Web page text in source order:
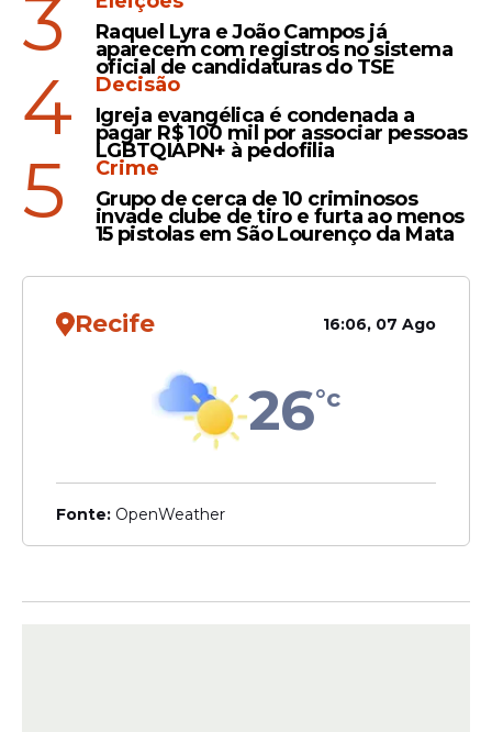
Leia Também
Valores
Em Pernambuco, preço da
maior do Nordeste e o 3°
mais caro do Brasil
encontra gasolina por R$
5,79; confira os preços nos
postos de João Pessoa
3
Raquel Lyra e João Campos já
aparecem com registros no sistema
oficial de candidaturas do TSE
4
Decisão
Igreja evangélica é condenada a
pagar R$ 100 mil por associar pessoas
LGBTQIAPN+ à pedofilia
5
Crime
Grupo de cerca de 10 criminosos
invade clube de tiro e furta ao menos
15 pistolas em São Lourenço da Mata
Recife 16:06, 07 Ago
26°c
Fonte: OpenWeather